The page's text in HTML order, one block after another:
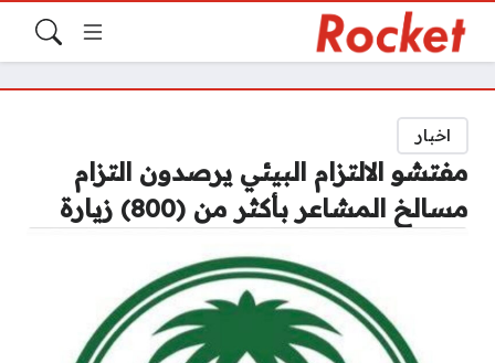
اخبار
مفتشو الالتزام البيئي يرصدون التزام
مسالخ المشاعر بأكثر من (800) زيارة